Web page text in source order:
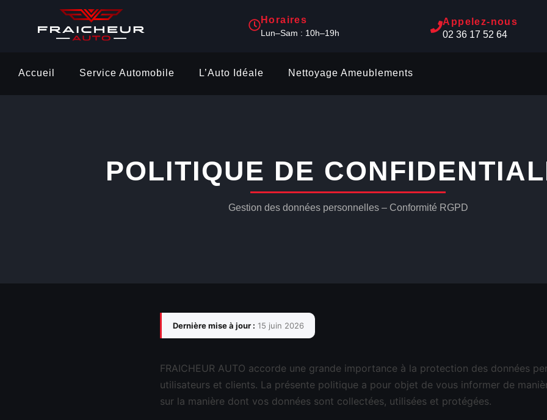
Horaires
Lun–Sam : 10h–19h
Appelez-nous
02 36 17 52 64
Accueil Service Automobile L’Auto Idéale Nettoyage Ameublements
POLITIQUE DE
Gestion des données personnelles – Conformité RGPD
Dernière mise à jour : 15 juin 2026
FRAICHEUR AUTO accorde une grande importance à la protection des données
utilisateurs et clients. La présente politique a pour objet de vous informer de
sur la manière dont vos données sont collectées, utilisées et protégées.